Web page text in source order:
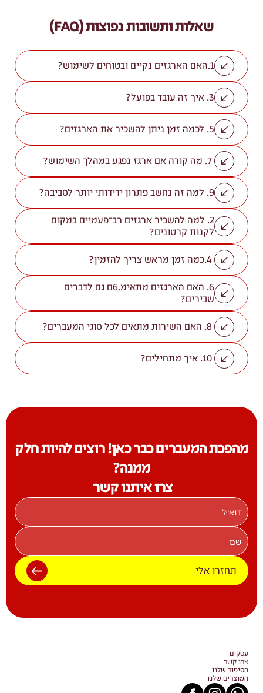
שאלות ותשובות נפוצות (FAQ)
1.האם הארגזים נקיים ובטוחים לשימוש?
3. איך זה עובד בפועל?
5. לכמה זמן ניתן להשכיר את הארגזים?
9. למה זה נחשב פתרון ידידותי יותר לסביבה?
לקנות קרטונים?
שבירים?
מהפכת המעברים כבר כאן! רוצים להיות חלק
ממנה?
צרו איתנו קשר
תחזרו אלי
עסקים
צרו קשר
הסיפור שלנו
המוצרים שלנו